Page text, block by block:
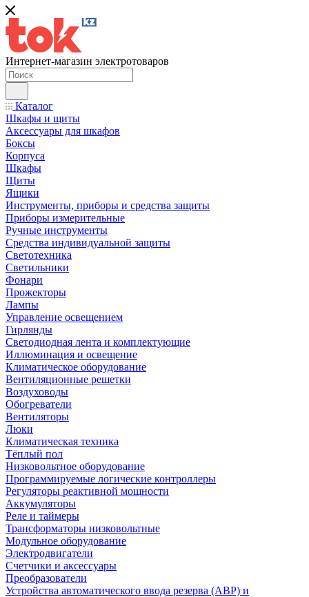
Интернет-магазин электротоваров
Каталог
Шкафы и щиты
Аксессуары для шкафов
Боксы
Корпуса
Шкафы
Щиты
Ящики
Инструменты, приборы и средства защиты
Приборы измерительные
Ручные инструменты
Средства индивидуальной защиты
Светотехника
Светильники
Фонари
Прожекторы
Лампы
Управление освещением
Гирлянды
Светодиодная лента и комплектующие
Иллюминация и освещение
Климатическое оборудование
Вентиляционные решетки
Воздуховоды
Обогреватели
Вентиляторы
Люки
Климатическая техника
Тёплый пол
Низковольтное оборудование
Программируемые логические контроллеры
Регуляторы реактивной мощности
Аккумуляторы
Реле и таймеры
Трансформаторы низковольтные
Модульное оборудование
Электродвигатели
Счетчики и аксессуары
Преобразователи
Устройства автоматического ввода резерва (АВР) и